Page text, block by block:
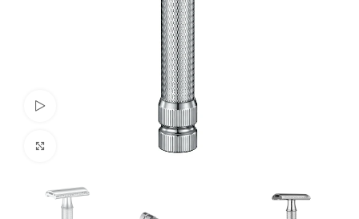
klicken um zu vergrößern